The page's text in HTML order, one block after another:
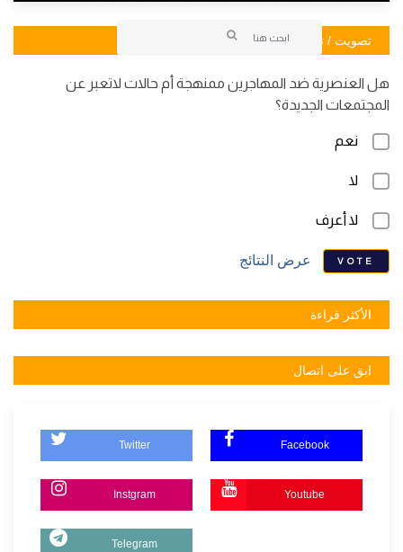
تصويت / تصويت
هل العنصرية ضد المهاجرين ممنهجة أم حالات لاتعبر عن
المجتمعات الجديدة؟
نعم
لا
لا أعرف
VOTE عرض النتائج
الأكثر قراءة
ابق على اتصال
Twitter Facebook
Instgram Youtube
Telegram